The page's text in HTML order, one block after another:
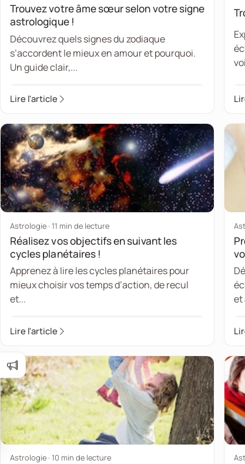
Trouvez votre âme sœur selon votre signe
astrologique !
Découvrez quels signes du zodiaque
s’accordent le mieux en amour et pourquoi.
Un guide clair,...
Lire l'article
Astrologie · 11 min de lecture
Réalisez vos objectifs en suivant les
cycles planétaires !
Apprenez à lire les cycles planétaires pour
mieux choisir vos temps d’action, de recul
et...
Lire l'article
et
Astrologie · 10 min de lecture